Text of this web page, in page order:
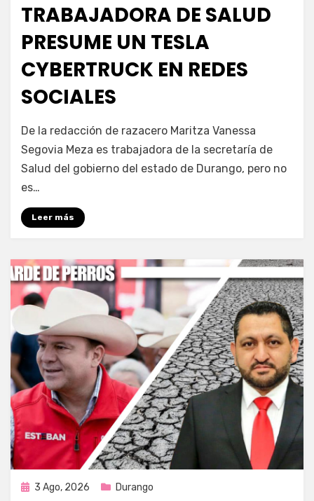
TRABAJADORA DE SALUD
PRESUME UN TESLA
CYBERTRUCK EN REDES
SOCIALES
por Fernando Miranda Servín
De la redacción de razacero Maritza Vanessa
Segovia Meza es trabajadora de la secretaría de
Salud del gobierno del estado de Durango, pero no
es…
Leer más
Publicada
3 Ago, 2026 Durango